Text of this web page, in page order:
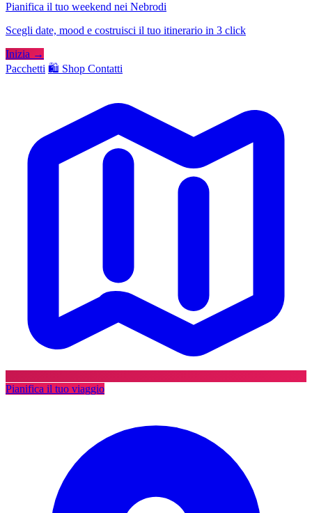
Pianifica il tuo weekend nei Nebrodi
Scegli date, mood e costruisci il tuo itinerario in 3 click
Inizia →
Pacchetti 🛍️ Shop Contatti
Pianifica il tuo viaggio